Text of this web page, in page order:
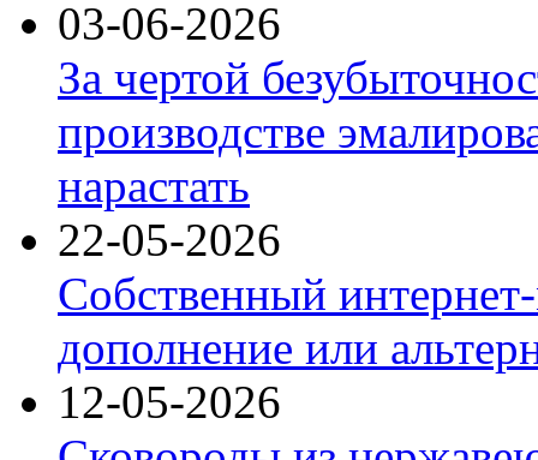
03-06-2026
За чертой
производстве
нарастать
22-05-2026
Собственный
дополнение или
12-05-2026